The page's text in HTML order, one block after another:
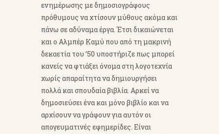
ενημέρωσης με δημοσιογράφους
πρόθυμους να χτίσουν μύθους ακόμα και
πάνω σε αδύναμα έργα. Έτσι δικαιώνεται
και ο Αλμπέρ Καμύ που από τη μακρινή
δεκαετία του ’50 υποστήριζε πως μπορεί
κανείς να φτιάξει όνομα στη λογοτεχνία
χωρίς απαραίτητα να δημιουργήσει
πολλά και σπουδαία βιβλία. Αρκεί να
δημοσιεύσει ένα και μόνο βιβλίο και να
αρχίσουν να γράφουν για αυτόν οι
απογευματινές εφημερίδες. Είναι